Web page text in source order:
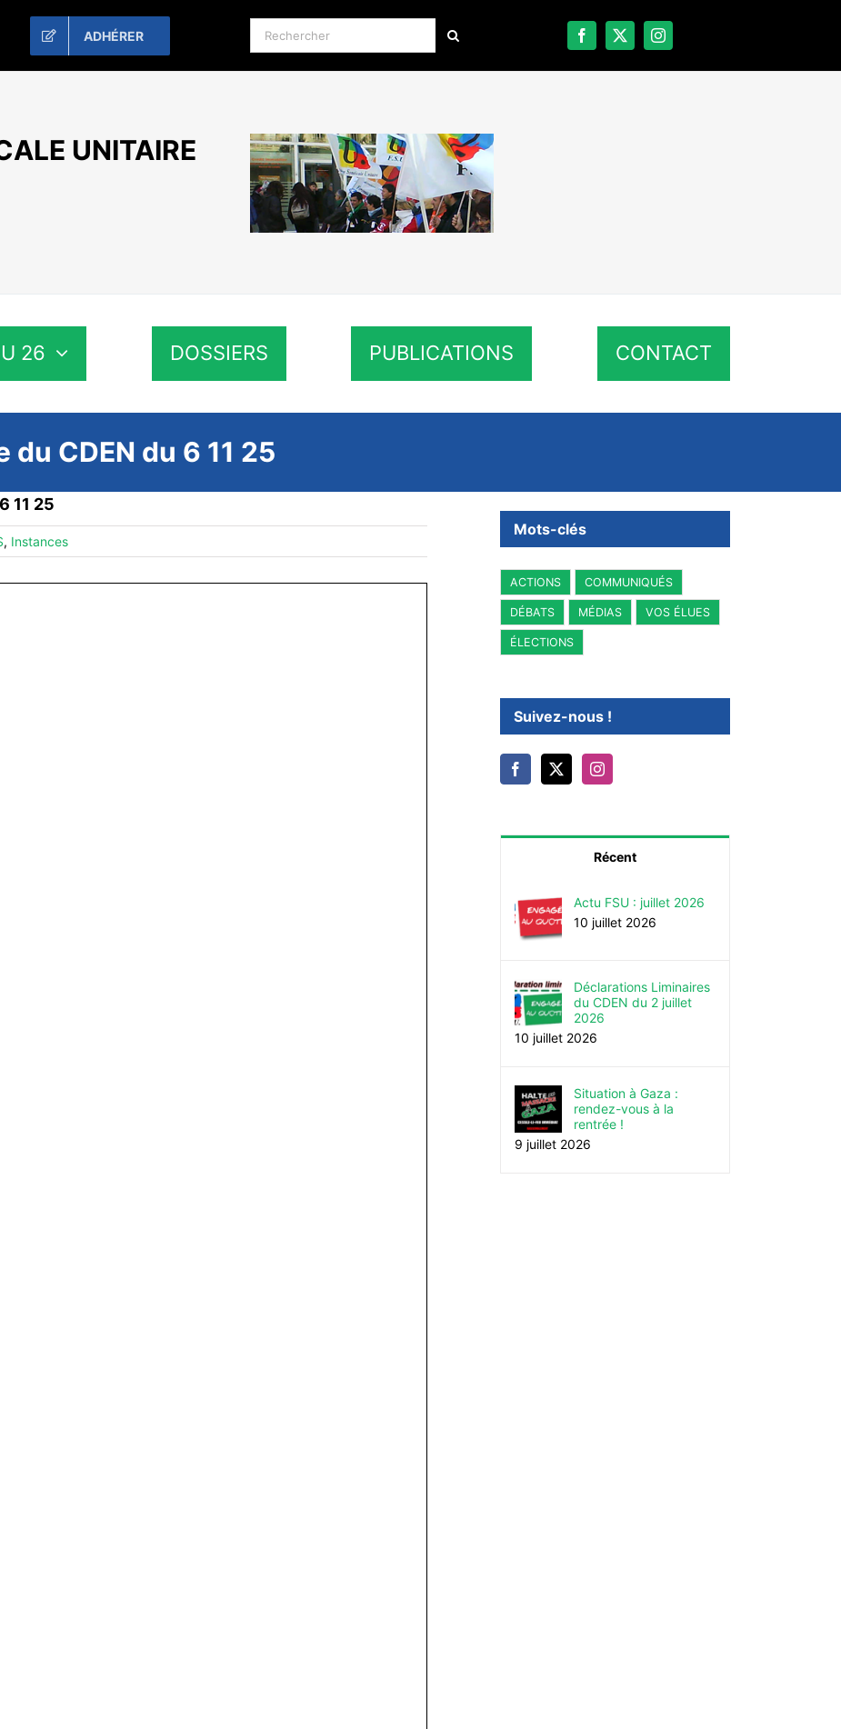
ADHÉRER Rechercher:
UNITAIRE
26 DOSSIERS PUBLICATIONS CONTACT
CDEN du 6 11 25
11 25
, Instances
Mots-clés
ACTIONS COMMUNIQUÉS
DÉBATS MÉDIAS VOS ÉLUES
ÉLECTIONS
Suivez-nous !
Récent
Actu FSU : juillet 2026
10 juillet 2026
Déclarations Liminaires
du CDEN du 2 juillet
2026
10 juillet 2026
Situation à Gaza :
rendez-vous à la
rentrée !
9 juillet 2026